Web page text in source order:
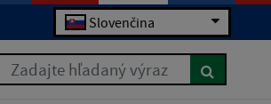
Slovenčina
Zadajte hľadaný výraz